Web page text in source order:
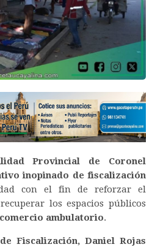
Provincial de Coronel
inopinado de fiscalización
con el fin de reforzar el
los espacios públicos
comercio ambulatorio.
Fiscalización, Daniel Rojas